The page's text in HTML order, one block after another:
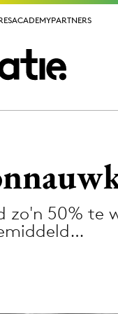
ACADEMYPARTNERS
ACADEMYPARTNERS
zo'n 50% te